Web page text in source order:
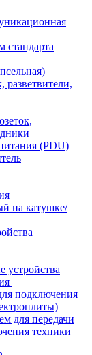
стандарта
разветвители,
(PDU)
на катушке/
устройства
подключения
для передачи
техники